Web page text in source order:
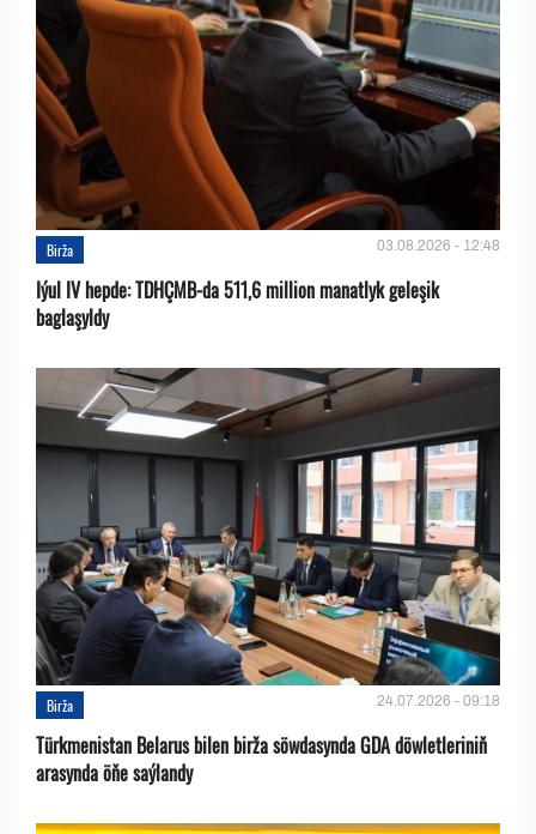
Birža 03.08.2026 - 12:48
Iýul IV hepde: TDHÇMB-da 511,6 million manatlyk geleşik
baglaşyldy
Birža 24.07.2026 - 09:18
Türkmenistan Belarus bilen birža söwdasynda GDA döwletleriniň
arasynda öňe saýlandy